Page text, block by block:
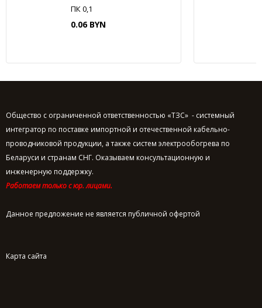
ПК 0,1
0.06 BYN
Общество с ограниченной ответственностью «ТЗС» - системный
интегратор по поставке импортной и отечественной кабельно-
проводниковой продукции, а также систем электрообогрева по
Беларуси и странам СНГ. Оказываем консультационную и
инженерную поддержку.
Работаем только с юр. лицами.
Данное предложение не является публичной офертой
Карта сайта